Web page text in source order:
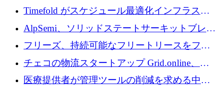
に AI を導入するために 310 万ユーロを確保
Timefold がスケジュール最適化インフラスト
ラクチャを拡張するためにシリーズ A で
1,300 万ドルを調達
AlpSemi、ソリッドステートサーキットブレー
カー技術の進歩のために1,700万ユーロを調達
フリーズ、持続可能なフリートリースをフラ
ンス全土に拡大するために1,300万ユーロを確
保
チェコの物流スタートアップ Grid.online、配
送量が 1 年で 10 倍に増加し、400 万ユーロの
医療提供者が管理ツールの削減を求める中、